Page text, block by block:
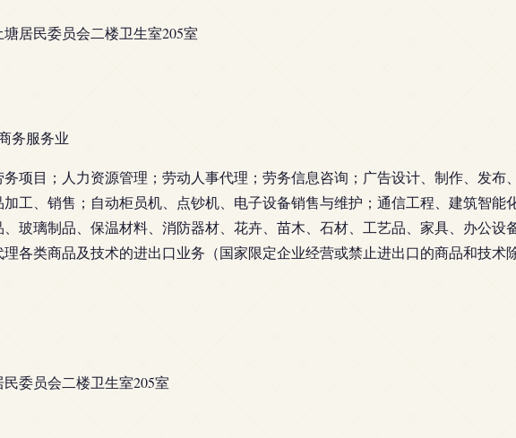
居民委员会二楼卫生室205室
务服务业
项目；人力资源管理；劳动人事代理；劳务信息咨询；广告设计、制作、发布
工、销售；自动柜员机、点钞机、电子设备销售与维护；通信工程、建筑智能
玻璃制品、保温材料、消防器材、花卉、苗木、石材、工艺品、家具、办公设
各类商品及技术的进出口业务（国家限定企业经营或禁止进出口的商品和技术
委员会二楼卫生室205室